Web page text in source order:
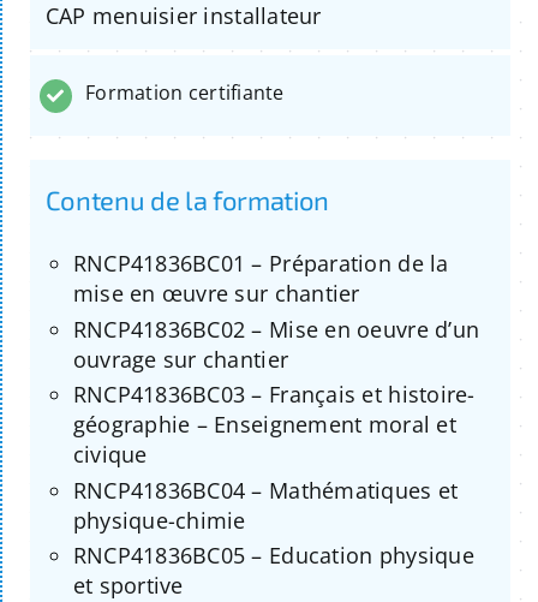
CAP menuisier installateur
Formation certifiante
Contenu de la formation
RNCP41836BC01 – Préparation de la
mise en œuvre sur chantier
RNCP41836BC02 – Mise en oeuvre d’un
ouvrage sur chantier
RNCP41836BC03 – Français et histoire-
géographie – Enseignement moral et
civique
RNCP41836BC04 – Mathématiques et
physique-chimie
RNCP41836BC05 – Education physique
et sportive